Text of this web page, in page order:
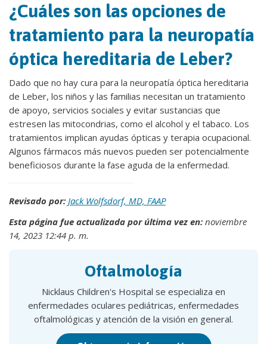
¿Cuáles son las opciones de
tratamiento para la neuropatía
óptica hereditaria de Leber?
Dado que no hay cura para la neuropatía óptica hereditaria
de Leber, los niños y las familias necesitan un tratamiento
de apoyo, servicios sociales y evitar sustancias que
estresen las mitocondrias, como el alcohol y el tabaco. Los
tratamientos implican ayudas ópticas y terapia ocupacional.
Algunos fármacos más nuevos pueden ser potencialmente
beneficiosos durante la fase aguda de la enfermedad.
Revisado por: Jack Wolfsdorf, MD, FAAP
Esta página fue actualizada por última vez en: noviembre
14, 2023 12:44 p. m.
Oftalmología
Nicklaus Children's Hospital se especializa en
enfermedades oculares pediátricas, enfermedades
oftalmológicas y atención de la visión en general.